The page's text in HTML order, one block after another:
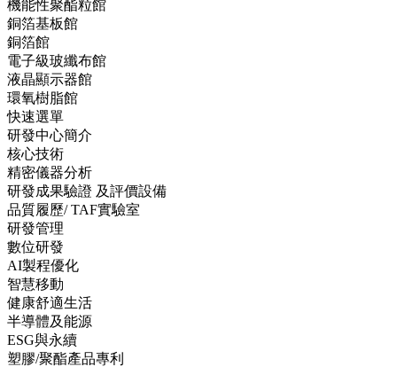
機能性聚酯粒館
銅箔基板館
銅箔館
電子級玻纖布館
液晶顯示器館
環氧樹脂館
快速選單
研發中心簡介
核心技術
精密儀器分析
研發成果驗證 及評價設備
品質履歷/ TAF實驗室
研發管理
數位研發
AI製程優化
智慧移動
健康舒適生活
半導體及能源
ESG與永續
塑膠/聚酯產品專利